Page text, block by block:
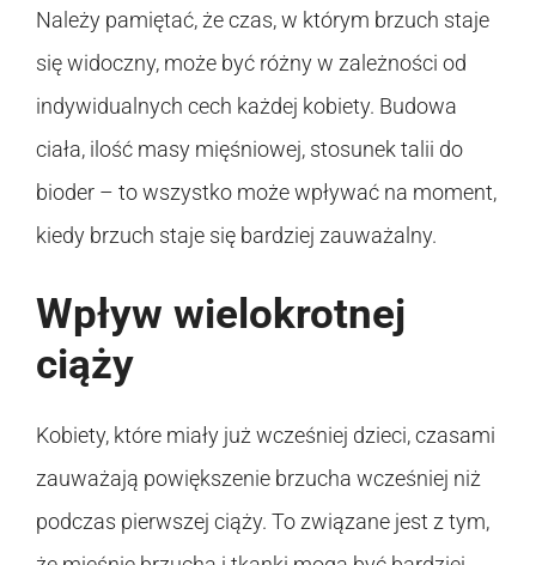
Należy pamiętać, że czas, w którym brzuch staje
się widoczny, może być różny w zależności od
indywidualnych cech każdej kobiety. Budowa
ciała, ilość masy mięśniowej, stosunek talii do
bioder – to wszystko może wpływać na moment,
kiedy brzuch staje się bardziej zauważalny.
Wpływ wielokrotnej
ciąży
Kobiety, które miały już wcześniej dzieci, czasami
zauważają powiększenie brzucha wcześniej niż
podczas pierwszej ciąży. To związane jest z tym,